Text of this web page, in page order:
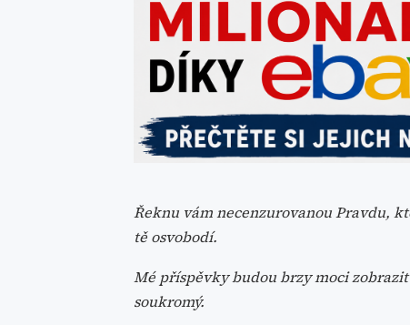
Řeknu vám necenzurovanou Pravdu,
tě osvobodí.
Mé příspěvky budou brzy moci
soukromý.